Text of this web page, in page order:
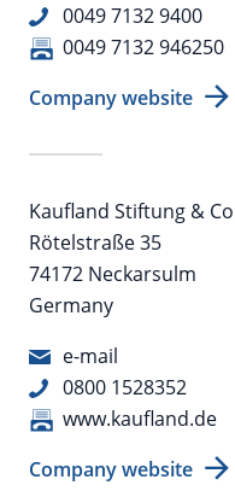
0049 7132 9400
0049 7132 946250
Company website
Kaufland Stiftung &
Rötelstraße 35
74172 Neckarsulm
Germany
e-mail
0800 1528352
www.kaufland.de
Company website